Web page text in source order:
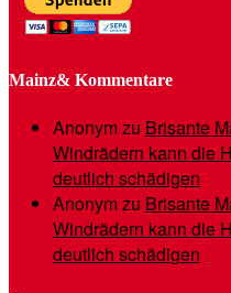
Mainz& Kommentare
Anonymzu Brisante
Windrädern kann die
deutlich schädigen
Anonymzu Brisante
Windrädern kann die
deutlich schädigen